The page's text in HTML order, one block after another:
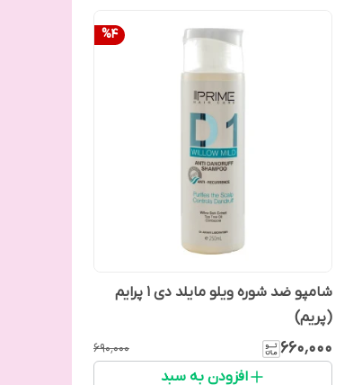
%4
شامپو ضد شوره ویلو مایلد دی 1 پرایم
(پریم)
۶۶۰٬۰۰۰ ۶۹۰٬۰۰۰
افزودن به سبد